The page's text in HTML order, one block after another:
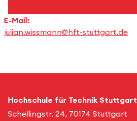
E-Mail:
julian.wissmann@hft-stuttgart.de
Hochschule für Technik Stuttgart
Schellingstr. 24, 70174 Stuttgart